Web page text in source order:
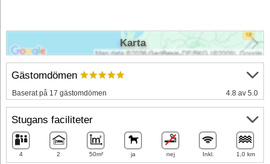
Gästomdömen
Baserat på 17 gästomdömen 4.8 av 5.0
Stugans faciliteter
4 2 50m² ja nej Inkl. 1,0 km
Karta